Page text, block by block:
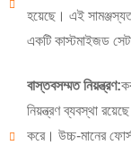
হয়েছে। এই
একটি কাস্টমাইজড
বাস্তবসম্মত নিয়ন্ত্রণ:
নিয়ন্ত্রণ ব্যবস্থা
করে। উচ্চ-মানের